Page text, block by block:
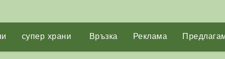
супер храни Връзка Реклама